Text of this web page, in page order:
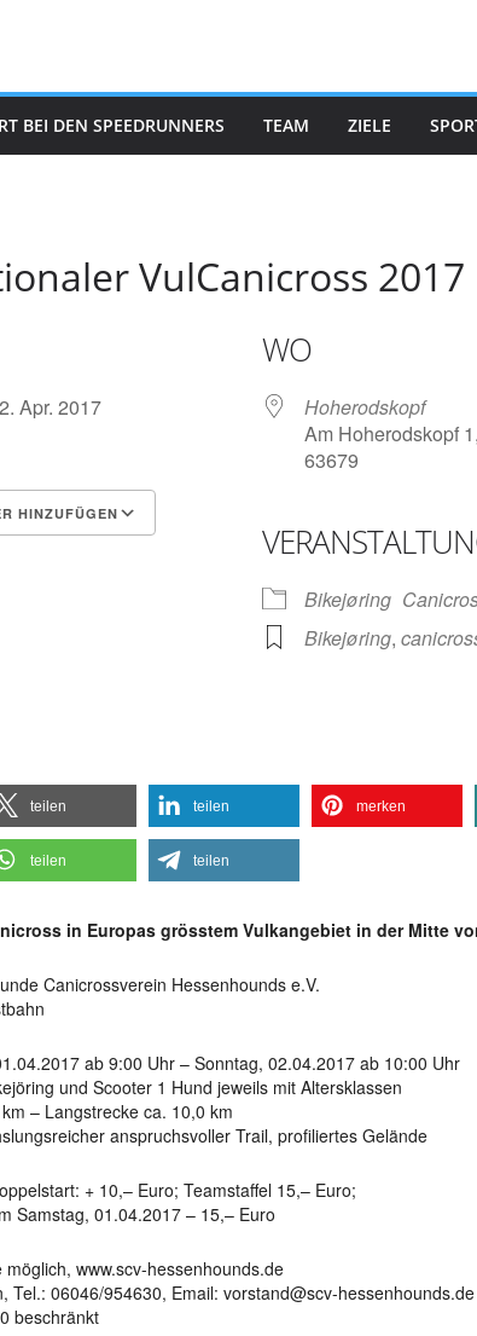
BEI DEN SPEEDRUNNERS TEAM ZIELE
VulCanicross 2017
Apr. 2017
HINZUFÜGEN
Google Kalender
WO
Hoherodskopf
Am Hoherodskopf
63679
Bikejøring
Bikejøring,
teilen teilen merken
teilen teilen
in Europas grösstem Vulkangebiet in der Mitte
Canicrossverein Hessenhounds e.V.
ab 9:00 Uhr – Sonntag, 02.04.2017 ab 10:00 Uhr
und Scooter 1 Hund jeweils mit Altersklassen
– Langstrecke ca. 10,0 km
anspruchsvoller Trail, profiliertes Gelände
+ 10,– Euro; Teamstaffel 15,– Euro;
Samstag, 01.04.2017 – 15,– Euro
möglich, www.scv-hessenhounds.de
Tel.: 06046/954630, Email: vorstand@scv-hessenhounds.de
beschränkt